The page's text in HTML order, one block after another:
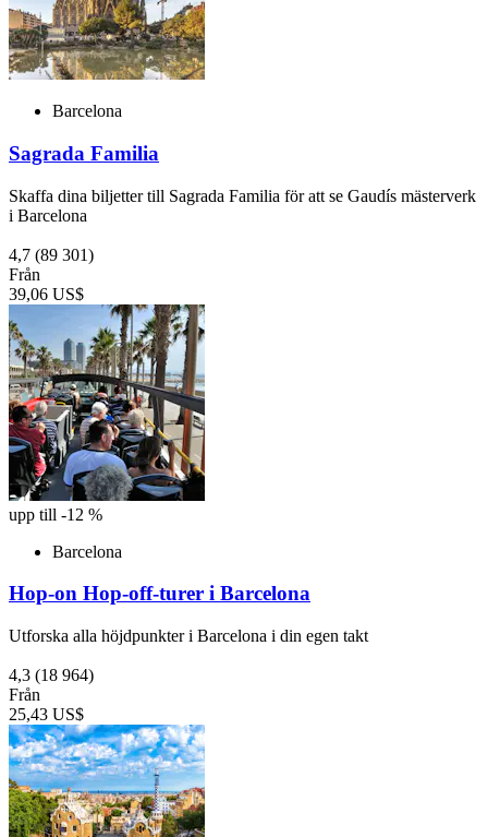
Barcelona
Sagrada Familia
Skaffa dina biljetter till Sagrada Familia för att se Gaudís mästerverk
i Barcelona
4,7 (89 301)
Från
39,06 US$
upp till -12 %
Barcelona
Hop-on Hop-off-turer i Barcelona
Utforska alla höjdpunkter i Barcelona i din egen takt
4,3 (18 964)
Från
25,43 US$